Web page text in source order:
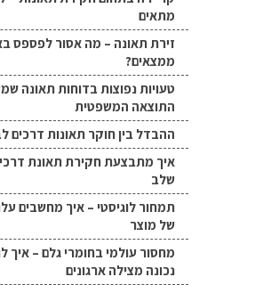
מתאים
זירת תאונה – מה אסור לפספס
ממצאים?
טעויות נפוצות בדוחות תאונה
התוצאה המשפטית
ההבדל בין חוקר תאונות דרכים
איך מתבצעת חקירת תאונת
שלב
תמחור לוגיסטי – איך מחשבים
של מוצר
מחסור עולמי בחומרי גלם – איך
נכונה מצילה ארגונים